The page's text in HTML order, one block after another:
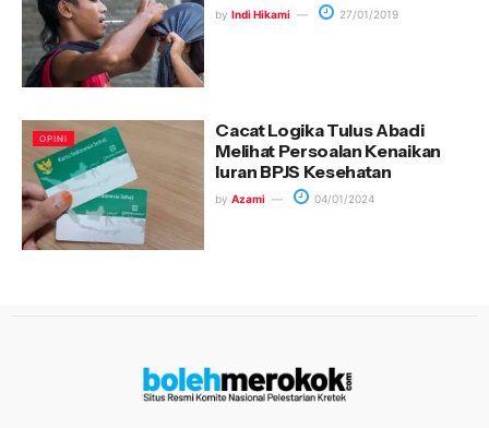
by Indi Hikami 27/01/2019
OPINI
Cacat Logika Tulus Abadi
Melihat Persoalan Kenaikan
Iuran BPJS Kesehatan
by Azami 04/01/2024